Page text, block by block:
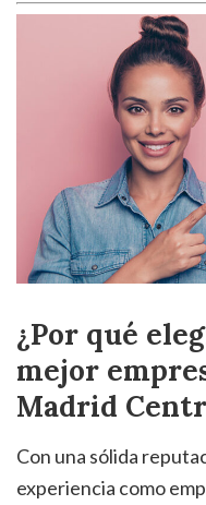
¿Por qué
mejor
Madrid
Con una sólida
experiencia como